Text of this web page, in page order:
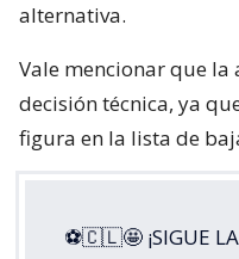
alternativa.
Vale mencionar que la
decisión técnica, ya
figura en la lista de
⚽🇨🇱🤩 ¡SIGUE